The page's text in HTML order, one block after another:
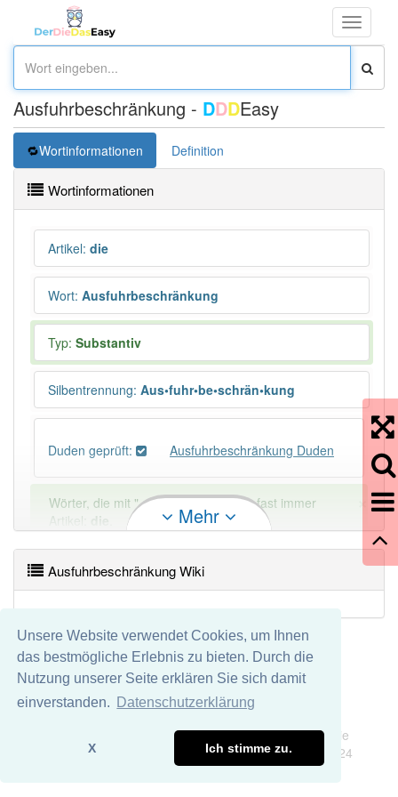
Unsere Website verwendet Cookies, um Ihnen
das bestmögliche Erlebnis zu bieten. Durch die
Nutzung unserer Seite erklären Sie sich damit
einverstanden.
Datenschutzerklärung
X Ich stimme zu.
Toggle
Ausfuhrbeschränkung - DDDEasy
Wortinformationen Definition
Wortinformationen
Artikel: die
Wort: Ausfuhrbeschränkung
Typ: Substantiv
Silbentrennung: Aus•fuhr•be•schrän•kung
Duden geprüft: Ausfuhrbeschränkung Duden
Wörter, die mit "-ung" enden, haben fast immer
Artikel:
die
Ausnahmen
Beispiele
DAS:2Ausnahmen Beispiele
PowerIndex:5
Häufigkeit: 2 von 10
Mehr
Ausfuhrbeschränkung Wiki
Wir übernehmen keine Garantie und keine Haftung für die
Richtigkeit und Vollständigkeit dieser Seite. DDDEasy 2024